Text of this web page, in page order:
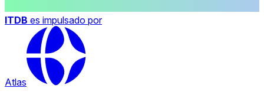
ITDB es impulsado por
Atlas